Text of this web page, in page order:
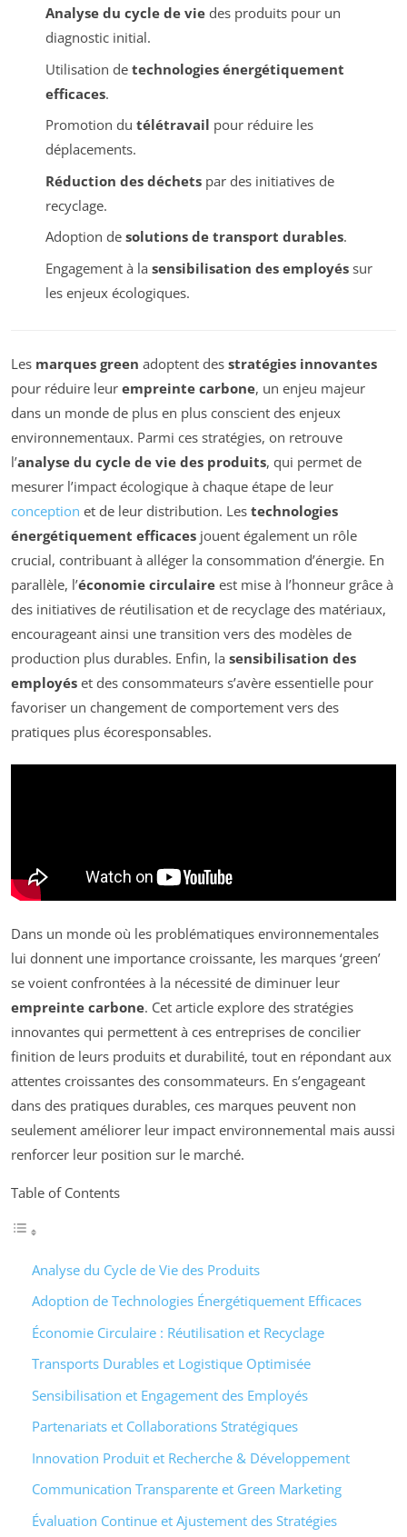
Analyse du cycle de viedes produits pour un
diagnostic initial.
Utilisation de technologies énergétiquement
efficaces.
Promotion du télétravail pour réduire les
déplacements.
Réduction des déchetspar des initiatives de
recyclage.
Adoption de solutions de transport durables.
Engagement à la sensibilisation des employéssur
les enjeux écologiques.
Les marques green adoptent des stratégies innovantes
pour réduire leur empreinte carbone, un enjeu majeur
dans un monde de plus en plus conscient des enjeux
environnementaux. Parmi ces stratégies, on retrouve
l’analyse du cycle de vie des produits, qui permet de
mesurer l’impact écologique à chaque étape de leur
conception et de leur distribution. Les technologies
énergétiquement efficaces jouent également un rôle
crucial, contribuant à alléger la consommation d’énergie. En
parallèle, l’économie circulaire est mise à l’honneur grâce à
des initiatives de réutilisation et de recyclage des matériaux,
encourageant ainsi une transition vers des modèles de
production plus durables. Enfin, la sensibilisation des
employés et des consommateurs s’avère essentielle pour
favoriser un changement de comportement vers des
pratiques plus écoresponsables.
Dans un monde où les problématiques environnementales
lui donnent une importance croissante, les marques ‘green’
se voient confrontées à la nécessité de diminuer leur
empreinte carbone. Cet article explore des stratégies
innovantes qui permettent à ces entreprises de concilier
finition de leurs produits et durabilité, tout en répondant aux
attentes croissantes des consommateurs. En s’engageant
dans des pratiques durables, ces marques peuvent non
seulement améliorer leur impact environnemental mais aussi
renforcer leur position sur le marché.
Table of Contents
Analyse du Cycle de Vie des Produits
Adoption de Technologies Énergétiquement Efficaces
Économie Circulaire : Réutilisation et Recyclage
Transports Durables et Logistique Optimisée
Sensibilisation et Engagement des Employés
Partenariats et Collaborations Stratégiques
Innovation Produit et Recherche & Développement
Communication Transparente et Green Marketing
Évaluation Continue et Ajustement des Stratégies